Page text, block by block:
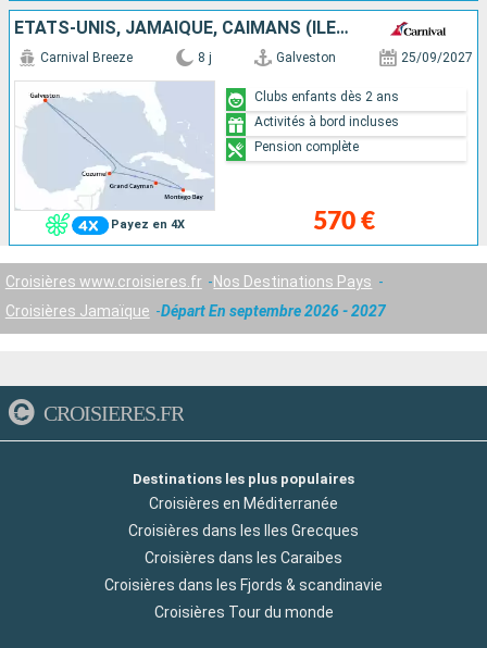
ÉTATS-UNIS, JAMAÏQUE, CAÏMANS (ÎLES), MEXIQUE
Payez en 4X
Carnival Breeze 8 j Galveston 25/09/2027
570 €
Clubs enfants dès 2 ans
Activités à bord incluses
Pension complète
Croisières www.croisieres.fr
Nos Destinations Pays
Croisières Jamaïque
Départ En septembre 2026 - 2027
CROISIERES.FR
Destinations les plus populaires
Croisières en Méditerranée
Croisières dans les Iles Grecques
Croisières dans les Caraibes
Croisières dans les Fjords & scandinavie
Croisières Tour du monde